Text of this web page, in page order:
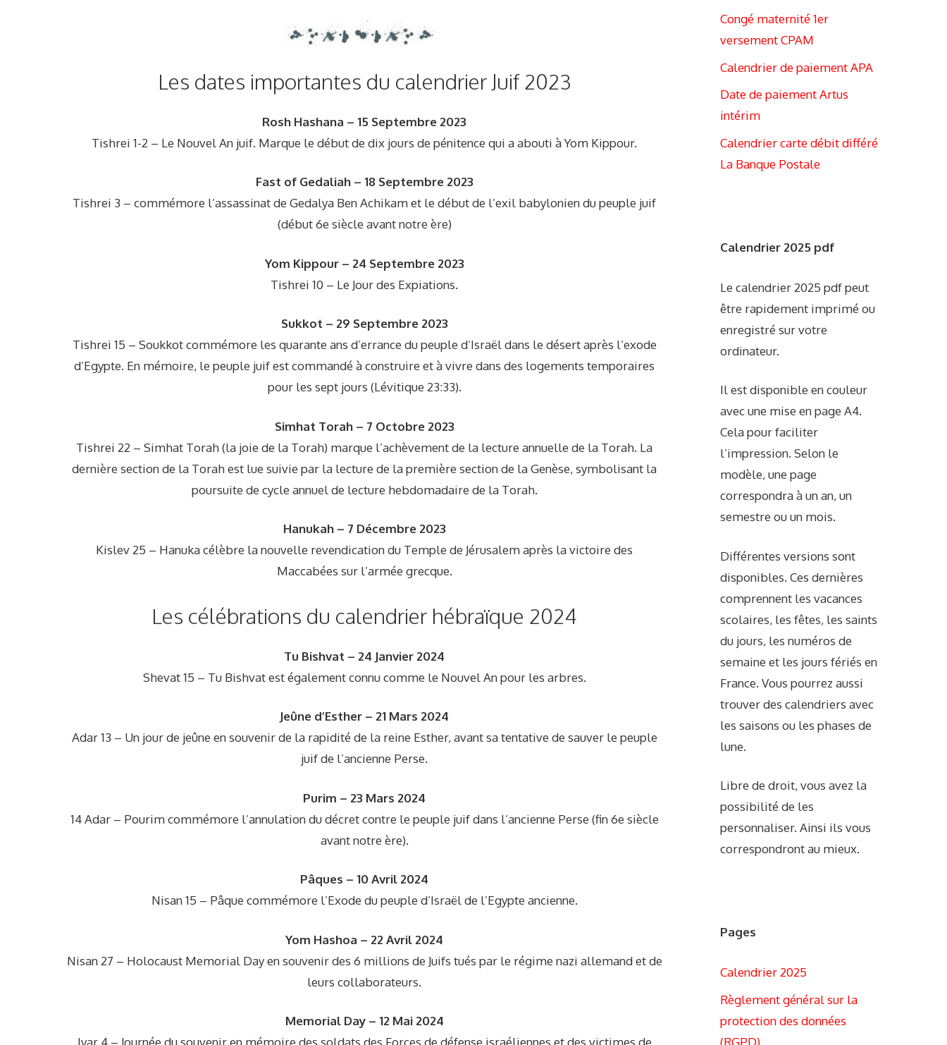
Les dates importantes du calendrier Juif 2023
Rosh Hashana – 15 Septembre 2023
Tishrei 1-2 – Le Nouvel An juif. Marque le début de dix jours de pénitence qui a abouti à Yom Kippour.
Fast of Gedaliah – 18 Septembre 2023
Tishrei 3 – commémore l’assassinat de Gedalya Ben Achikam et le début de l’exil babylonien du peuple juif
(début 6e siècle avant notre ère)
Yom Kippour – 24 Septembre 2023
Tishrei 10 – Le Jour des Expiations.
Sukkot – 29 Septembre 2023
Tishrei 15 – Soukkot commémore les quarante ans d’errance du peuple d’Israël dans le désert après l’exode
d’Egypte. En mémoire, le peuple juif est commandé à construire et à vivre dans des logements temporaires
pour les sept jours (Lévitique 23:33).
Simhat Torah – 7 Octobre 2023
Tishrei 22 – Simhat Torah (la joie de la Torah) marque l’achèvement de la lecture annuelle de la Torah. La
dernière section de la Torah est lue suivie par la lecture de la première section de la Genèse, symbolisant la
poursuite de cycle annuel de lecture hebdomadaire de la Torah.
Hanukah – 7 Décembre 2023
Kislev 25 – Hanuka célèbre la nouvelle revendication du Temple de Jérusalem après la victoire des
Maccabées sur l’armée grecque.
Les célébrations du calendrier hébraïque 2024
Tu Bishvat – 24 Janvier 2024
Shevat 15 – Tu Bishvat est également connu comme le Nouvel An pour les arbres.
Jeûne d’Esther – 21 Mars 2024
Adar 13 – Un jour de jeûne en souvenir de la rapidité de la reine Esther, avant sa tentative de sauver le peuple
juif de l’ancienne Perse.
Purim – 23 Mars 2024
14 Adar – Pourim commémore l’annulation du décret contre le peuple juif dans l’ancienne Perse (fin 6e siècle
avant notre ère).
Pâques – 10 Avril 2024
Nisan 15 – Pâque commémore l’Exode du peuple d’Israël de l’Egypte ancienne.
Yom Hashoa – 22 Avril 2024
Nisan 27 – Holocaust Memorial Day en souvenir des 6 millions de Juifs tués par le régime nazi allemand et de
leurs collaborateurs.
Memorial Day – 12 Mai 2024
Iyar 4 – Journée du souvenir en mémoire des soldats des Forces de défense israéliennes et des victimes de
Congé maternité 1er
versement CPAM
Calendrier de paiement APA
Date de paiement Artus
intérim
Calendrier carte débit différé
La Banque Postale
Calendrier 2025 pdf
Le calendrier 2025 pdf peut
être rapidement imprimé ou
enregistré sur votre
ordinateur.
Il est disponible en couleur
avec une mise en page A4.
Cela pour faciliter
l’impression. Selon le
modèle, une page
correspondra à un an, un
semestre ou un mois.
Différentes versions sont
disponibles. Ces dernières
comprennent les vacances
scolaires, les fêtes, les saints
du jours, les numéros de
semaine et les jours fériés en
France. Vous pourrez aussi
trouver des calendriers avec
les saisons ou les phases de
lune.
Libre de droit, vous avez la
possibilité de les
personnaliser. Ainsi ils vous
correspondront au mieux.
Pages
Calendrier 2025
Règlement général sur la
protection des données
(RGPD)